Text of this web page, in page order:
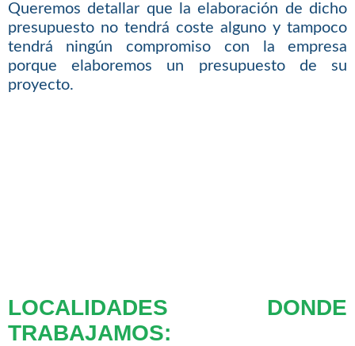
Queremos detallar que la elaboración de dicho
presupuesto no tendrá coste alguno y tampoco
tendrá ningún compromiso con la empresa
porque elaboremos un presupuesto de su
proyecto.
LOCALIDADES DONDE
TRABAJAMOS: